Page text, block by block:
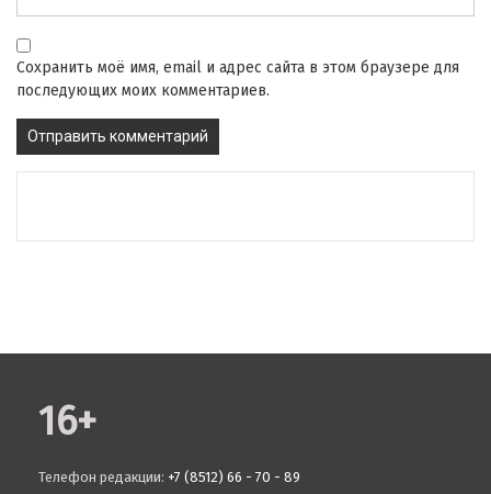
Сохранить моё имя, email и адрес сайта в этом браузере для
последующих моих комментариев.
16+
Телефон редакции: +7 (8512) 66 - 70 - 89